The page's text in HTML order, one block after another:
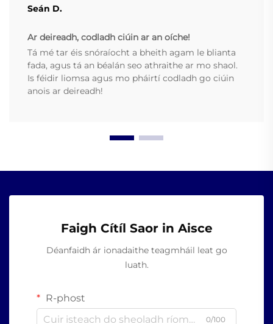
Seán D.
Ar deireadh, codladh ciúin ar an oíche!
Tá mé tar éis snóraíocht a bheith agam le blianta
fada, agus tá an béalán seo athraithe ar mo shaol.
Is féidir liomsa agus mo pháirtí codladh go ciúin
anois ar deireadh!
Faigh Cítíl Saor in Aisce
Déanfaidh ár ionadaithe teagmháil leat go
luath.
R-phost
0/100